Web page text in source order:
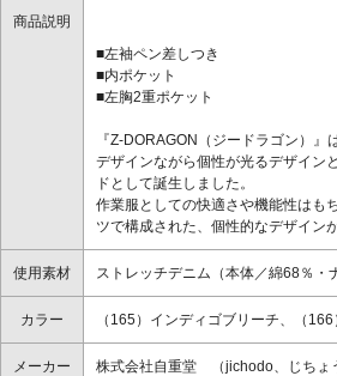
商品説明
■左袖ペン差しつき
■内ポケット
■左胸2重ポケット
『Z-DORAGON（ジードラゴン）
デザインながら個性が光るデザイン
ドとして誕生しました。
作業服としての快適さや機能性はも
ツで構成された、個性的なデザイン
使用素材 ストレッチデニム（本体／綿68％・
カラー （165）インディゴブリーチ、（
メーカー 株式会社自重堂 （jichodo、じちょ